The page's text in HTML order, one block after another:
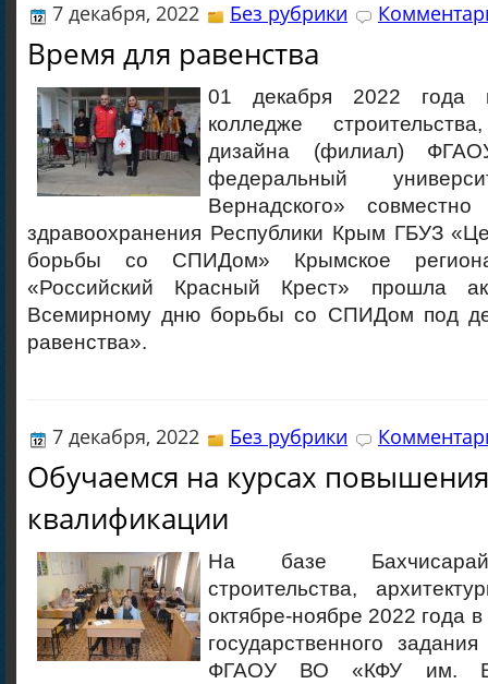
7 декабря, 2022 Без рубрики
Время для равенства
01 декабря 2022 года
колледже
дизайна (филиал)
федеральный
Вернадского»
здравоохранения Республики Крым ГБУЗ
борьбы со СПИДом» Крымское
«Российский Красный Крест» прошла
Всемирному дню борьбы со СПИДом под
равенства».
7 декабря, 2022 Без рубрики
Обучаемся на курсах повышения
квалификации
На базе
строительства,
октябре-ноябре 2022 года
государственного
ФГАОУ ВО «КФУ им.